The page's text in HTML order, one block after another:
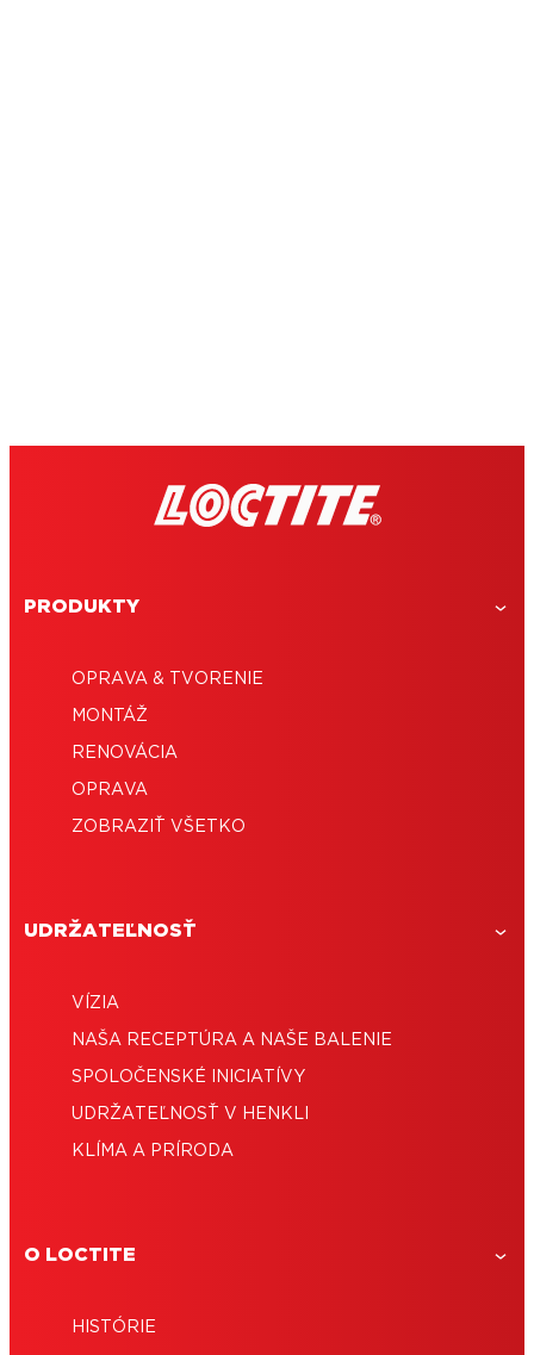
PRODUKTY
OPRAVA & TVORENIE
MONTÁŽ
RENOVÁCIA
OPRAVA
ZOBRAZIŤ VŠETKO
UDRŽATEĽNOSŤ
VÍZIA
NAŠA RECEPTÚRA ​​A NAŠE BALENIE
SPOLOČENSKÉ INICIATÍVY
UDRŽATEĽNOSŤ V HENKLI
KLÍMA A PRÍRODA
O LOCTITE
HISTÓRIE